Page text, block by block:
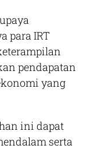
para IRT
pendapatan
yang
ini dapat
serta